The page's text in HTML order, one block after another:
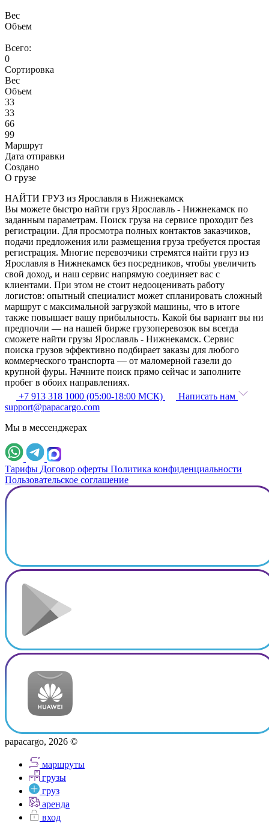
Вес
Объем
Всего:
0
Сортировка
Вес
Объем
33
33
66
99
Маршрут
Дата отправки
Создано
О грузе
НАЙТИ ГРУЗ из Ярославля в Нижнекамск
Вы можете быстро найти груз Ярославль - Нижнекамск по
заданным параметрам. Поиск груза на сервисе проходит без
регистрации. Для просмотра полных контактов заказчиков,
подачи предложения или размещения груза требуется простая
регистрация. Многие перевозчики стремятся найти груз из
Ярославля в Нижнекамск без посредников, чтобы увеличить
свой доход, и наш сервис напрямую соединяет вас с
клиентами. При этом не стоит недооценивать работу
логистов: опытный специалист может спланировать сложный
маршрут с максимальной загрузкой машины, что в итоге
также повышает вашу прибыльность. Какой бы вариант вы ни
предпочли — на нашей бирже грузоперевозок вы всегда
сможете найти грузы Ярославль - Нижнекамск. Сервис
поиска грузов эффективно подбирает заказы для любого
коммерческого транспорта — от маломерной газели до
крупной фуры. Начните поиск прямо сейчас и заполните
пробег в обоих направлениях.
+7 913 318 1000 (05:00-18:00 МСК)
Написать нам
support@papacargo.com
Мы в мессенджерах
Тарифы Договор оферты Политика конфиденциальности
Пользовательское соглашение
papacargo, 2026 ©
маршруты
грузы
груз
аренда
вход